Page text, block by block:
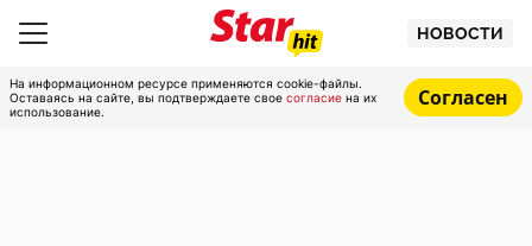
НОВОСТИ
На информационном ресурсе применяются cookie-файлы.
Оставаясь на сайте, вы подтверждаете свое согласие на их
использование.
Согласен